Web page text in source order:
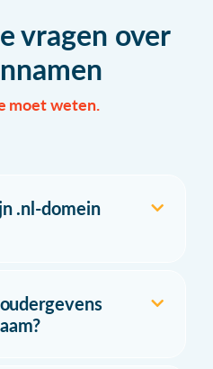
vragen over
moet weten.
.nl-domein